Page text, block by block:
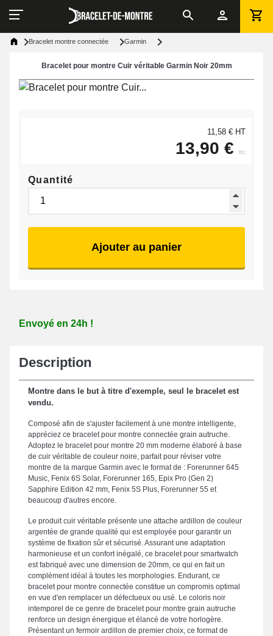
Bracelet montre connectée Garmin
Bracelet pour montre Cuir véritable Garmin Noir 20mm
11,58 € HT
13,90 € ttc
Quantité
Ajouter au panier
Envoyé en 24h !
Description
Montre dans le but à titre d'exemple, seul le bracelet est
vendu.
Composé afin de s'ajuster facilement à une montre intelligente,
appréciez ce bracelet pour montre connectée grain autruche.
Adoptez le bracelet pour montre 20 mm moderne élaboré à base
de cuir véritable de couleur noire, parfait pour réviser votre
montre de la marque Garmin avec le format de : Forerunner 645
Music, Fenix 6S Solar, Forerunner 165, Epix Pro (Gen 2)
Sapphire Edition 42 mm, Fenix 5S Plus, Forerunner 55 et
beaucoup d'autres encore.
Le produit cuir véritable présente une attache ardillon de couleur
argentée de grande qualité qui est employée pour garantir un
système de fixation sûr et sécurisé. Assurant une adaptation
harmonieuse et un confort inégalé, ce bracelet pour smartwatch
est fabriqué avec une dimension de 20mm, ce qui en fait un
complément idéal à toutes les morphologies. Endurant, ce
bracelet pour montre connectée constitue un compromis optimal
en vue d'en remplacer un défectueux ou usé. Le coloris noir
intemporel de ce genre de bracelet pour montre grain autruche
renforce un design énergique et élancé de votre horlogère.
Présentant un fermoir ardillon de premier choix, ce format de